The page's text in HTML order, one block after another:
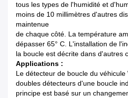
tous les types de l'humidité et
moins de 10 millimètres d'autres
maintenue
de chaque côté. La température
dépasser 65° C. L'installation de
la boucle est décrite dans d'autres
Applications :
Le détecteur de boucle du véhicule
doubles détecteurs d'une boucle
principe est basé sur un